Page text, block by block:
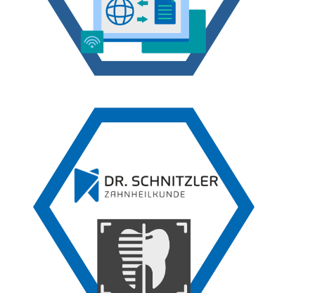
AllDent ist eine Dental-Servicekette mit digitalem
Familiengeführte Zahnarztpraxis mit vollständig
digitaler Behandlungskette von der Diagnostik bis
Zur Case Study